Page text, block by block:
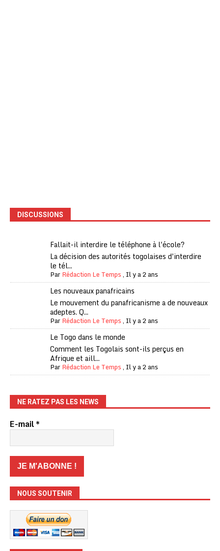
DISCUSSIONS
Fallait-il interdire le téléphone à l'école?
La décision des autorités togolaises d'interdire
le tél...
ParRédaction Le Temps, Il y a 2 ans
Les nouveaux panafricains
Le mouvement du panafricanisme a de nouveaux
adeptes. Q...
ParRédaction Le Temps, Il y a 2 ans
Le Togo dans le monde
Comment les Togolais sont-ils perçus en
Afrique et aill...
ParRédaction Le Temps, Il y a 2 ans
NE RATEZ PAS LES NEWS
E-mail*
NOUS SOUTENIR